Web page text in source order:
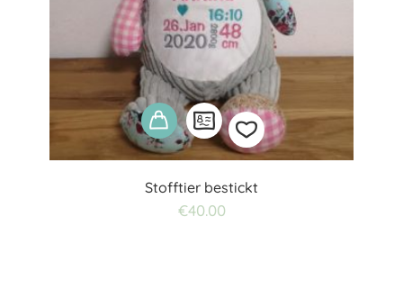
Stofftier bestickt
€40.00 Add